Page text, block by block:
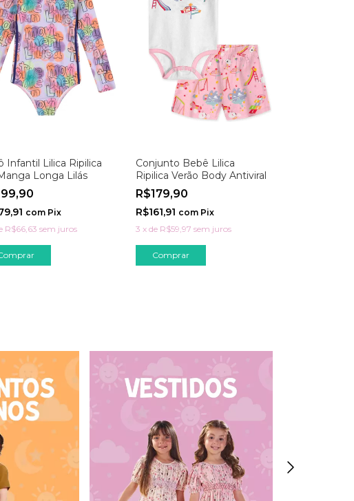
Infantil Lilica Ripilica
Longa Lilás
com Pix
R$66,63 sem juros
Conjunto Bebê Lilica
Ripilica Verão Body Antiviral
R$179,90
R$161,91 com Pix
3 x de R$59,97 sem juros
Comprar